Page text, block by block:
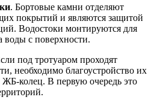
. Бортовые камни отделяют
покрытий и являются защитой
Водостоки монтируются для
воды с поверхности.
под тротуаром проходят
необходимо благоустройство их
колец. В первую очередь это